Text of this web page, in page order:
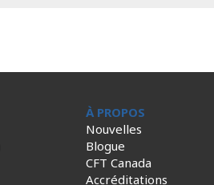
À PROPOS
Nouvelles
Blogue
CFT Canada
Accréditations